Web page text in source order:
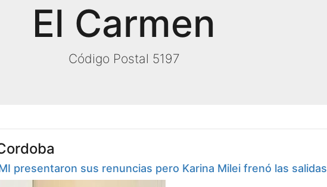
El Carmen
Código Postal 5197
presentaron sus renuncias pero Karina Milei frenó las salidas